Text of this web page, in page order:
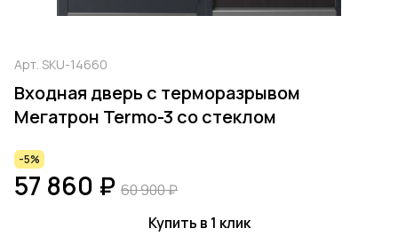
Арт. SKU-14660
Входная дверь с терморазрывом
Мегатрон Termo-3 со стеклом
-5%
57 860 ₽ 60 900 ₽
Купить в 1 клик